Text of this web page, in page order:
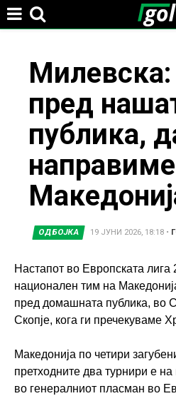
here
пред
публика,
направиме
ОДБОЈКА 19 ЈУНИ 2026, 18:18•
Настапот во Европската лига
национален тим на
пред домашната публика, во
Скопје, кога ги пречекуваме
Македонија по четири
претходните два турнири е
во генералниот пласман во